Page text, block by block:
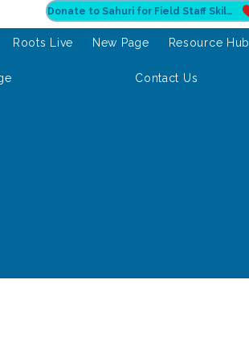
Donate to Sahuri for Field Staff Skilling
Roots Live New Page Resource Hub
Contact Us